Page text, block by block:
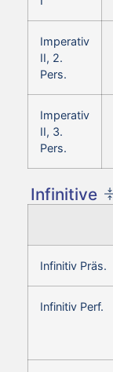
Imperativ
II, 2.
Pers.
Imperativ
II, 3.
Pers.
Infinitive
Infinitiv Präs.
Infinitiv Perf.